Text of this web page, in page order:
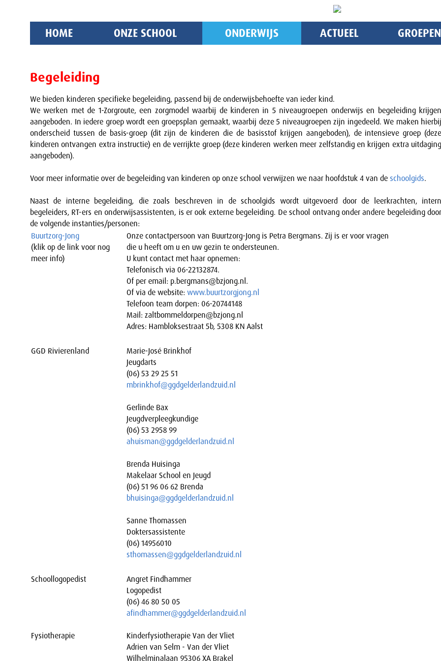
HOME ONZE SCHOOL ONDERWIJS ACTUEEL GROEPEN
Begeleiding
We bieden kinderen specifieke begeleiding, passend bij de onderwijsbehoefte van ieder kind.
We werken met de 1-Zorgroute, een zorgmodel waarbij de kinderen in 5 niveaugroepen onderwijs en begeleiding krijgen
aangeboden. In iedere groep wordt een groepsplan gemaakt, waarbij deze 5 niveaugroepen zijn ingedeeld. We maken hierbij
onderscheid tussen de basis-groep (dit zijn de kinderen die de basisstof krijgen aangeboden), de intensieve groep (deze
kinderen ontvangen extra instructie) en de verrijkte groep (deze kinderen werken meer zelfstandig en krijgen extra uitdaging
aangeboden).
Voor meer informatie over de begeleiding van kinderen op onze school verwijzen we naar hoofdstuk 4 van deschoolgids.
Naast de interne begeleiding, die zoals beschreven in de schoolgids wordt uitgevoerd door de leerkrachten, intern
begeleiders, RT-ers en onderwijsassistenten, is er ook externe begeleiding. De school ontvang onder andere begeleiding door
de volgende instanties/personen:
Buurtzorg-Jong
(klik op de link voor nog
meer info)
Onze contactpersoon van Buurtzorg-Jong is Petra Bergmans. Zij is er voor vragen
die u heeft om u en uw gezin te ondersteunen.
U kunt contact met haar opnemen:
Telefonisch via 06-22132874.
Of per email: p.bergmans@bzjong.nl.
Of via de website: www.buurtzorgjong.nl
Telefoon team dorpen: 06-20744148
Mail: zaltbommeldorpen@bzjong.nl
Adres: Hambloksestraat 5b, 5308 KN Aalst
GGD Rivierenland
Marie-José Brinkhof
Jeugdarts
(06) 53 29 25 51
mbrinkhof@ggdgelderlandzuid.nl
Gerlinde Bax
Jeugdverpleegkundige
(06) 53 2958 99
ahuisman@ggdgelderlandzuid.nl
Brenda Huisinga
Makelaar School en Jeugd
(06) 51 96 06 62 Brenda
bhuisinga@ggdgelderlandzuid.nl
Sanne Thomassen
Doktersassistente
(06) 14956010
sthomassen@ggdgelderlandzuid.nl
Schoollogopedist
Fysiotherapie
Angret Findhammer
Logopedist
(06) 46 80 50 05
afindhammer@ggdgelderlandzuid.nl
Kinderfysiotherapie Van der Vliet
Adrien van Selm - Van der Vliet
Wilhelminalaan 95306 XA Brakel